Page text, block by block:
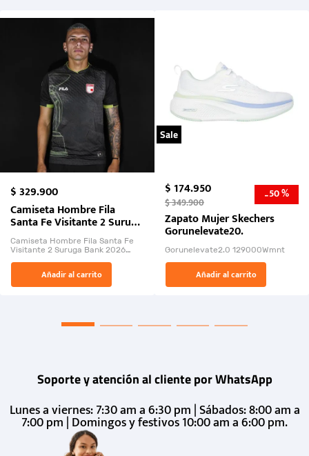
$329.900
Camiseta Hombre Fila
Santa Fe Visitante 2 Suruga
Bank 2026
Camiseta Hombre Fila Santa Fe
Visitante 2 Suruga Bank 2026
El Rugido del Sol Naciente:
“Primeros para la Et...
Añadir al carrito
Sale
$174.950
$349.900 -50 %
Zapato Mujer Skechers
Gorunelevate20.
Gorunelevate2.0 129000Wmnt
Añadir al carrito
Soporte y atención al cliente por WhatsApp
Lunes a viernes: 7:30 am a 6:30 pm | Sábados: 8:00 am a
7:00 pm | Domingos y festivos 10:00 am a 6:00 pm.